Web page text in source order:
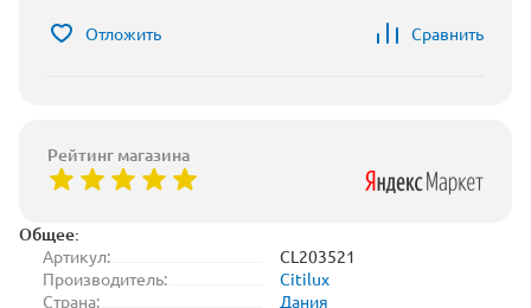
Общее:
Артикул:
CL203521
Производитель:
Citilux
Страна:
Дания
Отложить Сравнить
Рейтинг магазина